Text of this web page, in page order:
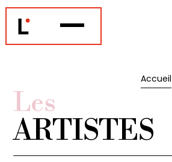
Accueil
Accueil
Les
ARTISTES